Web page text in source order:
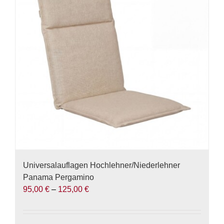
Optionen
können
Produktseite
gewählt
Universalauflagen Hochlehner/Niederlehner
Panama Pergamino
95,00 € – 125,00 €